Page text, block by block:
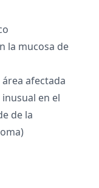
la mucosa de
área afectada
en el
de la